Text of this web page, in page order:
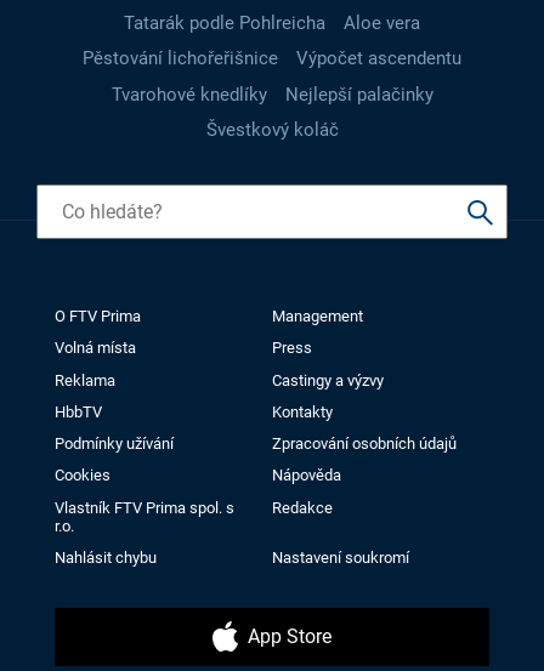
Tatarák podle Pohlreicha
Aloe vera
Pěstování lichořeřišnice
Výpočet ascendentu
Tvarohové knedlíky
Nejlepší palačinky
Švestkový koláč
O FTV Prima
Management
Volná místa
Press
Reklama
Castingy a výzvy
HbbTV
Kontakty
Podmínky užívání
Zpracování osobních údajů
Cookies
Nápověda
Vlastník FTV Prima spol. s
r.o.
Redakce
Nahlásit chybu Nastavení soukromí
App Store